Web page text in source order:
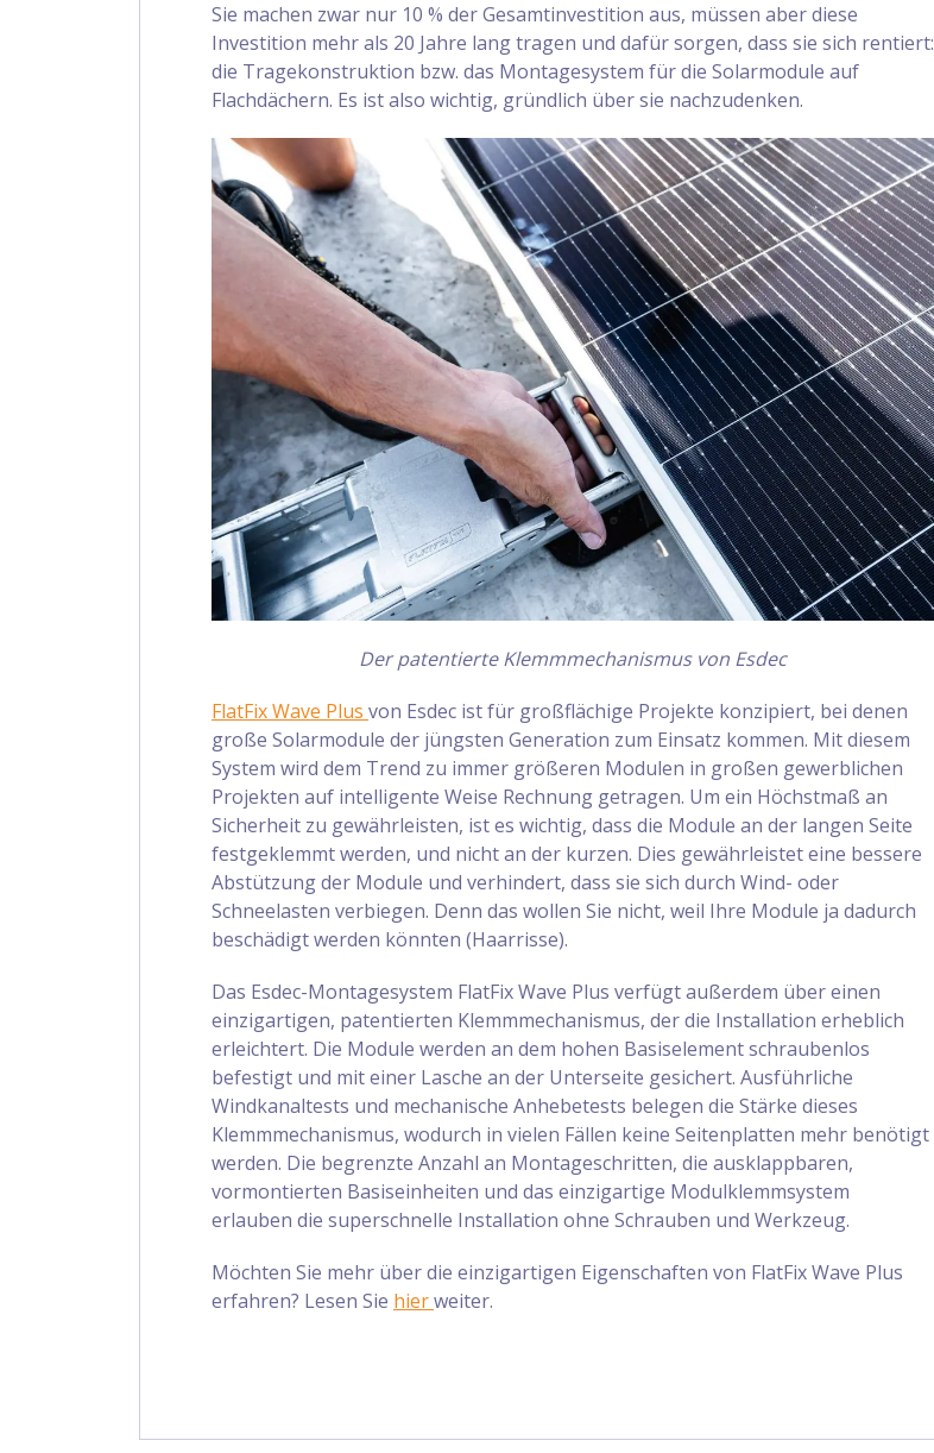
Sie machen zwar nur 10 % der Gesamtinvestition aus, müssen aber diese
Investition mehr als 20 Jahre lang tragen und dafür sorgen, dass sie sich rentiert:
die Tragekonstruktion bzw. das Montagesystem für die Solarmodule auf
Flachdächern. Es ist also wichtig, gründlich über sie nachzudenken.
Der patentierte Klemmmechanismus von Esdec
FlatFix Wave Plus von Esdec ist für großflächige Projekte konzipiert, bei denen
große Solarmodule der jüngsten Generation zum Einsatz kommen. Mit diesem
System wird dem Trend zu immer größeren Modulen in großen gewerblichen
Projekten auf intelligente Weise Rechnung getragen. Um ein Höchstmaß an
Sicherheit zu gewährleisten, ist es wichtig, dass die Module an der langen Seite
festgeklemmt werden, und nicht an der kurzen. Dies gewährleistet eine bessere
Abstützung der Module und verhindert, dass sie sich durch Wind- oder
Schneelasten verbiegen. Denn das wollen Sie nicht, weil Ihre Module ja dadurch
beschädigt werden könnten (Haarrisse).
Das Esdec-Montagesystem FlatFix Wave Plus verfügt außerdem über einen
einzigartigen, patentierten Klemmmechanismus, der die Installation erheblich
erleichtert. Die Module werden an dem hohen Basiselement schraubenlos
befestigt und mit einer Lasche an der Unterseite gesichert. Ausführliche
Windkanaltests und mechanische Anhebetests belegen die Stärke dieses
Klemmmechanismus, wodurch in vielen Fällen keine Seitenplatten mehr benötigt
werden. Die begrenzte Anzahl an Montageschritten, die ausklappbaren,
vormontierten Basiseinheiten und das einzigartige Modulklemmsystem
erlauben die superschnelle Installation ohne Schrauben und Werkzeug.
Möchten Sie mehr über die einzigartigen Eigenschaften von FlatFix Wave Plus
erfahren? Lesen Sie hierweiter.